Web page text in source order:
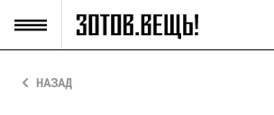
НАЗАД